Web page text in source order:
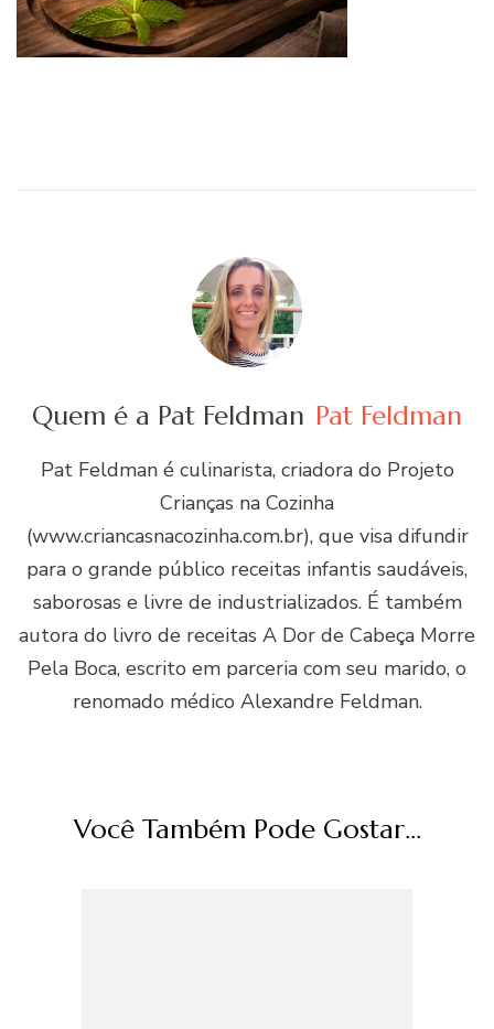
Quem é a Pat Feldman Pat Feldman
Pat Feldman é culinarista, criadora do Projeto
Crianças na Cozinha
(www.criancasnacozinha.com.br), que visa difundir
para o grande público receitas infantis saudáveis,
saborosas e livre de industrializados. É também
autora do livro de receitas A Dor de Cabeça Morre
Pela Boca, escrito em parceria com seu marido, o
renomado médico Alexandre Feldman.
Você Também Pode Gostar...